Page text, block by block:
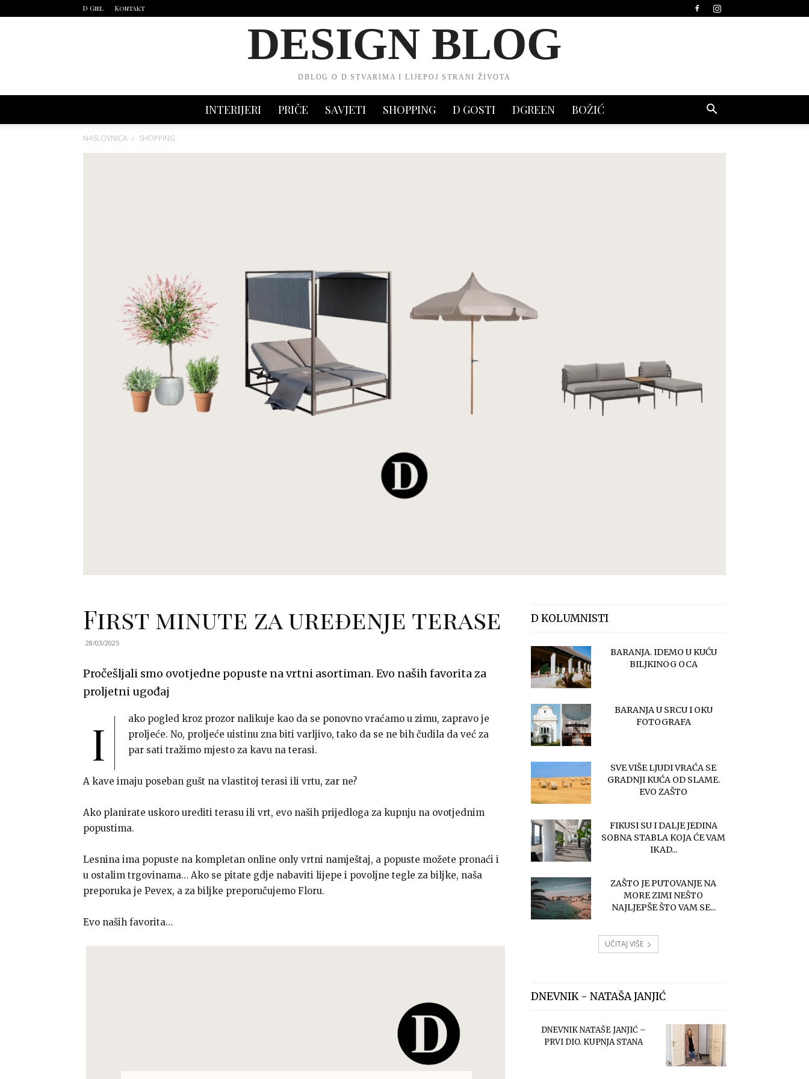
D Girl Kontakt
DESIGN BLOG
DBLOG O D STVARIMA I LIJEPOJ STRANI ŽIVOTA
INTERIJERI PRIČE SAVJETI SHOPPING D GOSTI DGREEN BOŽIĆ
NASLOVNICA SHOPPING
First minute za uređenje terase
28/03/2025
Pročešljali smo ovotjedne popuste na vrtni asortiman. Evo naših favorita za
proljetni ugođaj
I
ako pogled kroz prozor nalikuje kao da se ponovno vraćamo u zimu, zapravo je
proljeće. No, proljeće uistinu zna biti varljivo, tako da se ne bih čudila da već za
par sati tražimo mjesto za kavu na terasi.
A kave imaju poseban gušt na vlastitoj terasi ili vrtu, zar ne?
Ako planirate uskoro urediti terasu ili vrt, evo naših prijedloga za kupnju na ovotjednim
popustima.
Lesnina ima popuste na kompletan online only vrtni namještaj, a popuste možete pronaći i
u ostalim trgovinama… Ako se pitate gdje nabaviti lijepe i povoljne tegle za biljke, naša
preporuka je Pevex, a za biljke preporučujemo Floru.
Evo naših favorita…
D KOLUMNISTI
BARANJA. IDEMO U KUĆU
BILJKINOG OCA
BARANJA U SRCU I OKU
FOTOGRAFA
SVE VIŠE LJUDI VRAĆA SE
GRADNJI KUĆA OD SLAME.
EVO ZAŠTO
FIKUSI SU I DALJE JEDINA
SOBNA STABLA KOJA ĆE VAM
IKAD...
ZAŠTO JE PUTOVANJE NA
MORE ZIMI NEŠTO
NAJLJEPŠE ŠTO VAM SE...
UČITAJ VIŠE
DNEVNIK - NATAŠA JANJIĆ
DNEVNIK NATAŠE JANJIĆ –
PRVI DIO. KUPNJA STANA